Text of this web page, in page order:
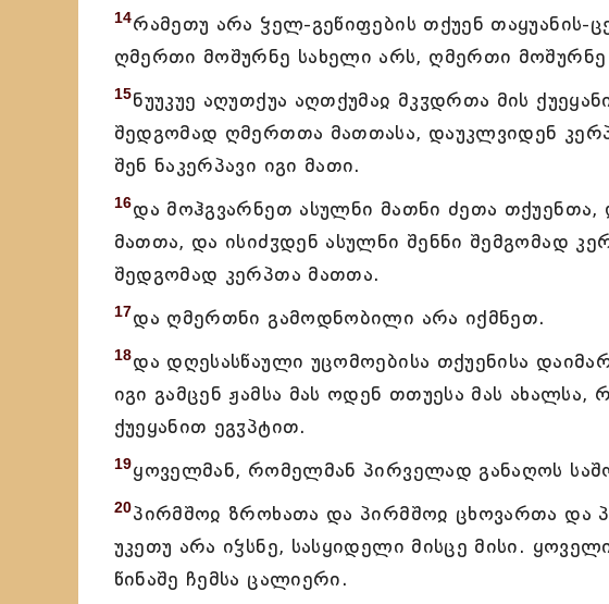
14რამეთუ არა ჴელ-გეწიფების თქუენ
ღმერთი მოშურნე სახელი არს, ღმერთი მოშურნე
15ნუუკუე აღუთქუა აღთქუმაჲ მკჳდრთა მის
შედგომად ღმერთთა მათთასა, დაუკლვიდენ
შენ ნაკერპავი იგი მათი.
16და მოჰგვარნეთ ასულნი მათნი ძეთა თქუენთა,
მათთა, და ისიძჳდენ ასულნი შენნი შემგომად
შედგომად კერპთა მათთა.
17და ღმერთნი გამოდნობილი არა იქმნეთ.
18და დღესასწაული უცომოებისა თქუენისა
იგი გამცენ ჟამსა მას ოდენ თთუესა მას ახალსა,
ქუეყანით ეგჳპტით.
19ყოველმან, რომელმან პირველად განაღოს
20პირმშოჲ ზროხათა და პირმშოჲ ცხოვართა და
უკეთუ არა იჴსნე, სასყიდელი მისცე მისი.
წინაშე ჩემსა ცალიერი.